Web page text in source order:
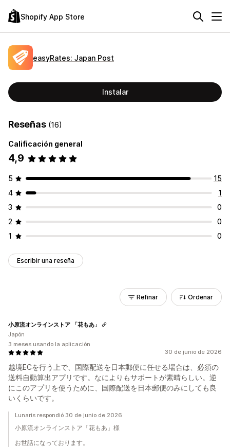
Shopify App Store
easyRates: Japan Post
Instalar
Reseñas (16)
Calificación general
4,9
5
15
4
1
3
0
2
0
1
0
Escribir una reseña
Refinar Ordenar
30 de junio de 2026
越境ECを行う上で、国際配送を日本郵便に任せる場合は、必須の
送料自動算出アプリです。なによりもサポートが素晴らしい。逆
にこのアプリを使うために、国際配送を日本郵便のみにしても良
いくらいです。
小原流オンラインストア 「花もあ」
Japón
3 meses usando la aplicación
Lunaris respondió 30 de junio de 2026
小原流オンラインストア「花もあ」様
お世話になっております。